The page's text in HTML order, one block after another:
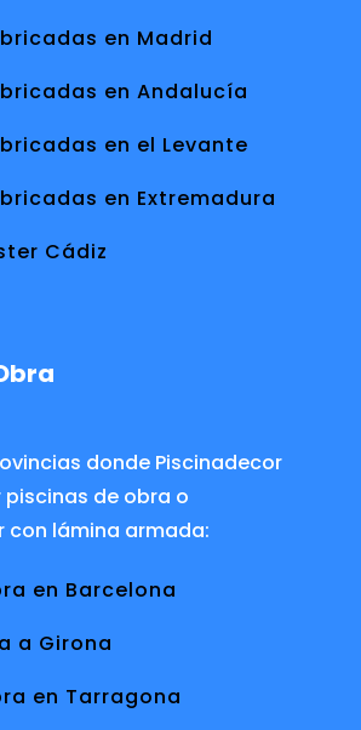
en Madrid
en Andalucía
en el Levante
en Extremadura
Cádiz
donde Piscinadecor
de obra o
con lámina armada:
en Barcelona
a Girona
en Tarragona